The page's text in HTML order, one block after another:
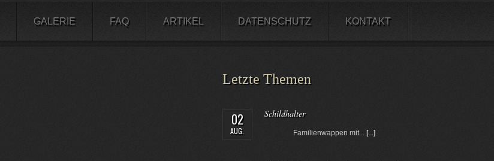
GALERIE FAQ ARTIKEL DATENSCHUTZ KONTAKT
Letzte Themen
02
AUG.
Schildhalter
Familienwappen mit... [...]